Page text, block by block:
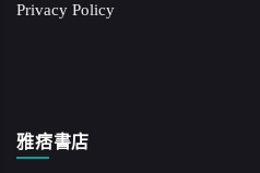
Privacy Policy
雅痞書店